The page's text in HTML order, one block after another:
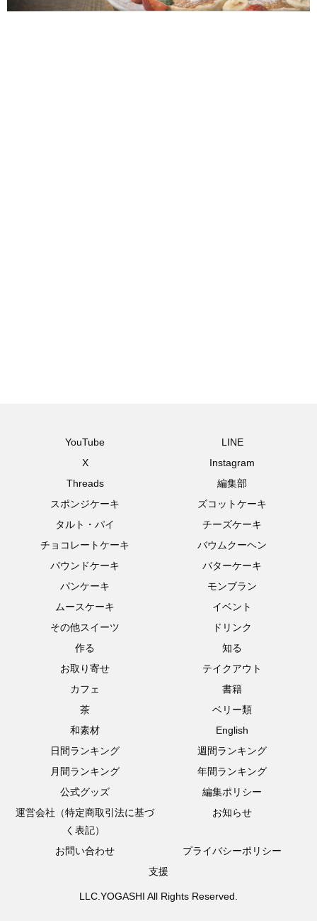
YouTube
LINE
X
Instagram
Threads
編集部
スポンジケーキ
ズコットケーキ
タルト・パイ
チーズケーキ
チョコレートケーキ
バウムクーヘン
パウンドケーキ
バターケーキ
パンケーキ
モンブラン
ムースケーキ
イベント
その他スイーツ
ドリンク
作る
知る
お取り寄せ
テイクアウト
カフェ
書籍
茶
ベリー類
和素材
English
日間ランキング
週間ランキング
月間ランキング
年間ランキング
公式グッズ
編集ポリシー
運営会社（特定商取引法に基づ
く表記）
お知らせ
お問い合わせ
プライバシーポリシー
支援
LLC.YOGASHI All Rights Reserved.